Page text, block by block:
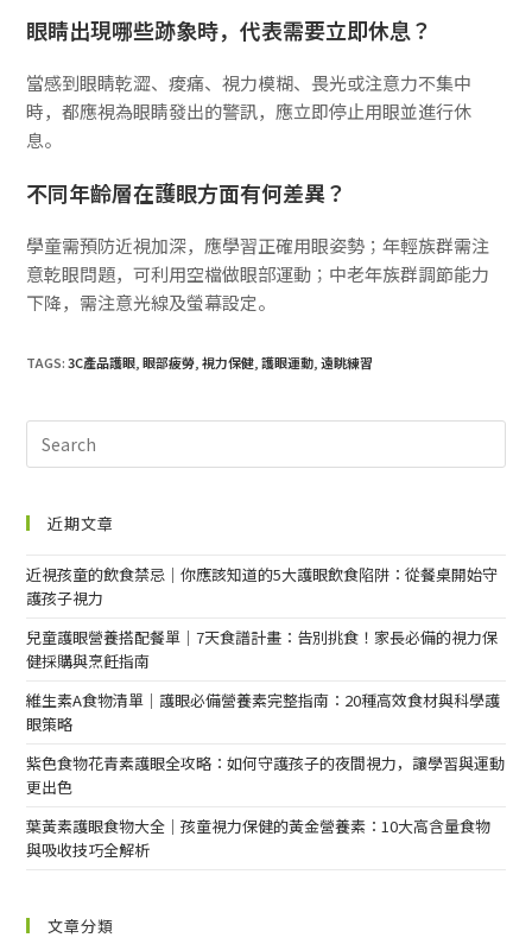
眼睛出現哪些跡象時，代表需要立即休息？
當感到眼睛乾澀、痠痛、視力模糊、畏光或注意力不集中
時，都應視為眼睛發出的警訊，應立即停止用眼並進行休
息。
不同年齡層在護眼方面有何差異？
學童需預防近視加深，應學習正確用眼姿勢；年輕族群需注
意乾眼問題，可利用空檔做眼部運動；中老年族群調節能力
下降，需注意光線及螢幕設定。
TAGS:3C產品護眼, 眼部疲勞, 視力保健, 護眼運動, 遠眺練習
近期文章
近視孩童的飲食禁忌｜你應該知道的5大護眼飲食陷阱：從餐桌開始守
護孩子視力
兒童護眼營養搭配餐單｜7天食譜計畫：告別挑食！家長必備的視力保
健採購與烹飪指南
維生素A食物清單｜護眼必備營養素完整指南：20種高效食材與科學護
眼策略
紫色食物花青素護眼全攻略：如何守護孩子的夜間視力，讓學習與運動
更出色
葉黃素護眼食物大全｜孩童視力保健的黃金營養素：10大高含量食物
與吸收技巧全解析
文章分類